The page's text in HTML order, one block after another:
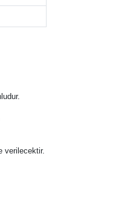
verilecektir.